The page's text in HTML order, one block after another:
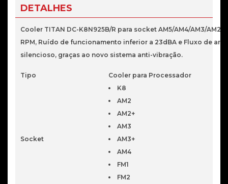
AM5/AM4/AM3/AM2/FM2
ATÉ
95W
DETALHES
Cooler TITAN DC-K8N925B/R para socket AM5/AM4/AM3/
RPM, Ruído de funcionamento inferior a 23dBA e Fluxo de ar
silencioso, graças ao novo sistema anti-vibração.
Tipo Cooler para Processador
Socket
K8
AM2
AM2+
AM3
AM3+
AM4
FM1
FM2